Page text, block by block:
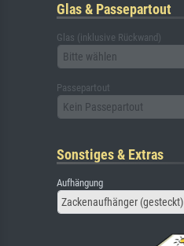
Glas & Passepartout
Glas (inklusive Rückwand)
Bitte wählen
Passepartout
Kein Passepartout
Sonstiges & Extras
Aufhängung
Zackenaufhänger (gesteckt)